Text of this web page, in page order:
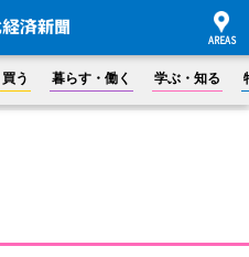
買う 暮らす・働く 学ぶ・知る